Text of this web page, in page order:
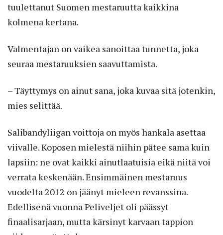
tuulettanut Suomen mestaruutta kaikkina
kolmena kertana.
Valmentajan on vaikea sanoittaa tunnetta, joka
seuraa mestaruuksien saavuttamista.
– Täyttymys on ainut sana, joka kuvaa sitä jotenkin,
mies selittää.
Salibandyliigan voittoja on myös hankala asettaa
viivalle. Koposen mielestä niihin pätee sama kuin
lapsiin: ne ovat kaikki ainutlaatuisia eikä niitä voi
verrata keskenään. Ensimmäinen mestaruus
vuodelta 2012 on jäänyt mieleen revanssina.
Edellisenä vuonna Peliveljet oli päässyt
finaalisarjaan, mutta kärsinyt karvaan tappion